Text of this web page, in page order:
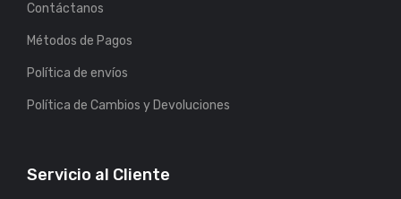
Contáctanos
Métodos de Pagos
Política de envíos
Política de Cambios y Devoluciones
Servicio al Cliente